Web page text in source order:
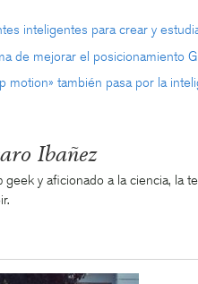
inteligentes para crear y
de mejorar el posicionamiento
motion» también pasa por la
Ibañez
geek y aficionado a la ciencia, la